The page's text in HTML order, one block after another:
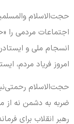
حجت‌الاسلام
اجتماعات مردمی را
انسجام ملی و
امروز فریاد مردم،
حجت‌الاسلام
ضربه به دشمن نه از
رهبر انقلاب برای